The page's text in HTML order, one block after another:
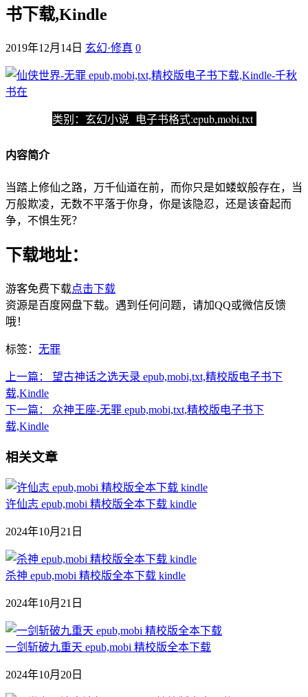
书下载,Kindle
2019年12月14日 玄幻·修真 0
类别：玄幻小说 电子书格式:epub,mobi,txt
内容简介
当踏上修仙之路，万千仙道在前，而你只是如蝼蚁般存在，当
万般欺凌，无数不平落于你身，你是该隐忍，还是该奋起而
争，不惧生死？
下载地址：
游客免费下载点击下载
资源是百度网盘下载。遇到任何问题，请加QQ或微信反馈
哦！
标签： 无罪
上一篇：
望古神话之选天录 epub,mobi,txt,精校版电子书下
载,Kindle
下一篇：
众神王座-无罪 epub,mobi,txt,精校版电子书下
载,Kindle
相关文章
许仙志 epub,mobi 精校版全本下载 kindle
2024年10月21日
杀神 epub,mobi 精校版全本下载 kindle
2024年10月21日
一剑斩破九重天 epub,mobi 精校版全本下载
2024年10月20日